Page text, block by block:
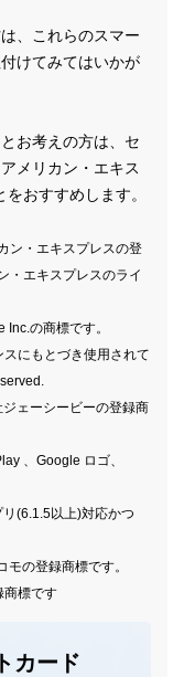
、これらのスマー
けてみてはいかが
お考えの方は、セ
メリカン・エキス
おすすめします。
ン・エキスプレスの登
・エキスプレスのライ
の商標です。
にもとづき使用されて
ェーシービーの登録商
、Google ロゴ、
(6.1.5以上)対応かつ
の登録商標です。
商標です
カード